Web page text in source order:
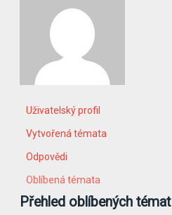
Uživatelský profil
Vytvořená témata
Odpovědi
Oblíbená témata
Přehled oblíbených témat